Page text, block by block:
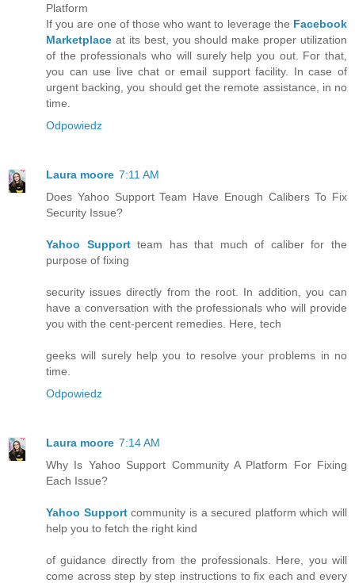
Platform
If you are one of those who want to leverage the Facebook
Marketplace at its best, you should make proper utilization
of the professionals who will surely help you out. For that,
you can use live chat or email support facility. In case of
urgent backing, you should get the remote assistance, in no
time.
Odpowiedz
Laura moore 7:11 AM
Does Yahoo Support Team Have Enough Calibers To Fix
Security Issue?
Yahoo Supportteam has that much of caliber for the
purpose of fixing
security issues directly from the root. In addition, you can
have a conversation with the professionals who will provide
you with the cent-percent remedies. Here, tech
geeks will surely help you to resolve your problems in no
time.
Odpowiedz
Laura moore 7:14 AM
Why Is Yahoo Support Community A Platform For Fixing
Each Issue?
Yahoo Supportcommunity is a secured platform which will
help you to fetch the right kind
of guidance directly from the professionals. Here, you will
come across step by step instructions to fix each and every